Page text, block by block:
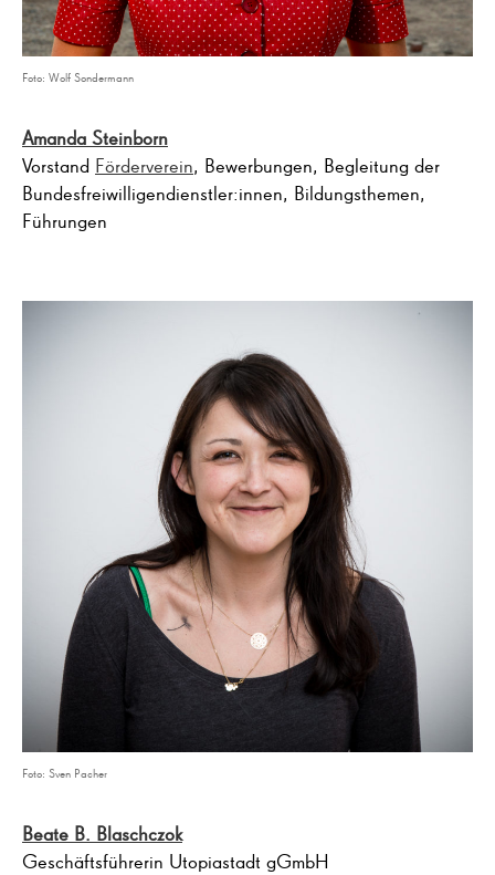
Foto: Wolf Sondermann
Amanda Steinborn
Vorstand Förderverein, Bewerbungen, Begleitung der
Bundesfreiwilligendienstler:innen, Bildungsthemen,
Führungen
Foto: Sven Pacher
Beate B. Blaschczok
Geschäftsführerin Utopiastadt gGmbH